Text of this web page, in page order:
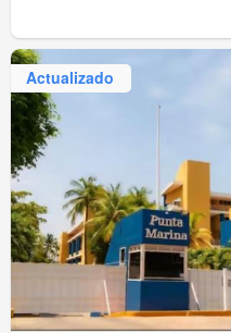
Actualizado